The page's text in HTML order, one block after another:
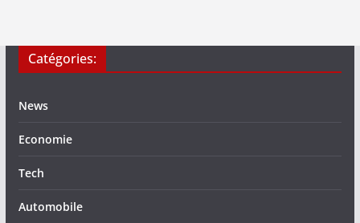
Catégories:
News
Economie
Tech
Automobile